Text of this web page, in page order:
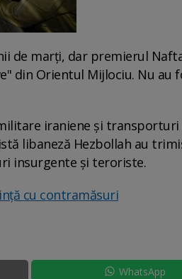
de marţi, dar premierul
din Orientul Mijlociu. Nu au
iraniene şi
libaneză Hezbollah au
insurgente şi teroriste.
cu contramăsuri
WhatsApp